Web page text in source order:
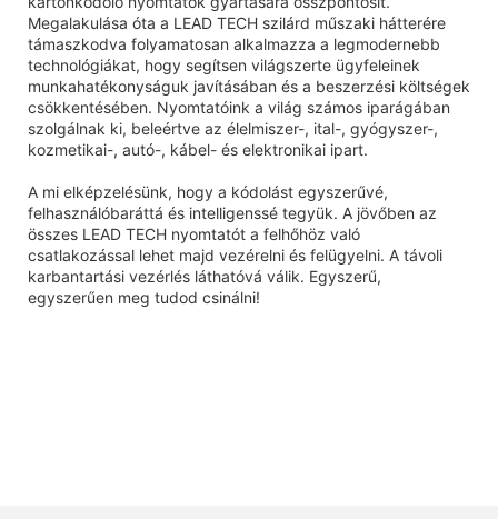
Megalakulása óta a LEAD TECH szilárd műszaki hátterére
támaszkodva folyamatosan alkalmazza a legmodernebb
technológiákat, hogy segítsen világszerte ügyfeleinek
munkahatékonyságuk javításában és a beszerzési költségek
csökkentésében. Nyomtatóink a világ számos iparágában
szolgálnak ki, beleértve az élelmiszer-, ital-, gyógyszer-,
kozmetikai-, autó-, kábel- és elektronikai ipart.
A mi elképzelésünk, hogy a kódolást egyszerűvé,
felhasználóbaráttá és intelligenssé tegyük. A jövőben az
összes LEAD TECH nyomtatót a felhőhöz való
csatlakozással lehet majd vezérelni és felügyelni. A távoli
karbantartási vezérlés láthatóvá válik. Egyszerű,
egyszerűen meg tudod csinálni!